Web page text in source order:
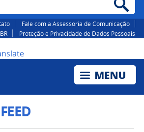
Fale com a Assessoria de Comunicação
Proteção e Privacidade de Dados Pessoais